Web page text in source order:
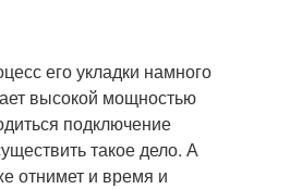
его укладки намного
высокой мощностью
подключение
такое дело. А
отнимет и время и